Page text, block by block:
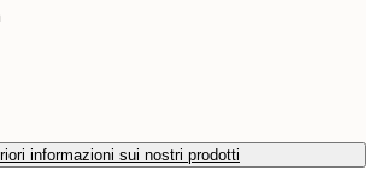
informazioni sui nostri prodotti